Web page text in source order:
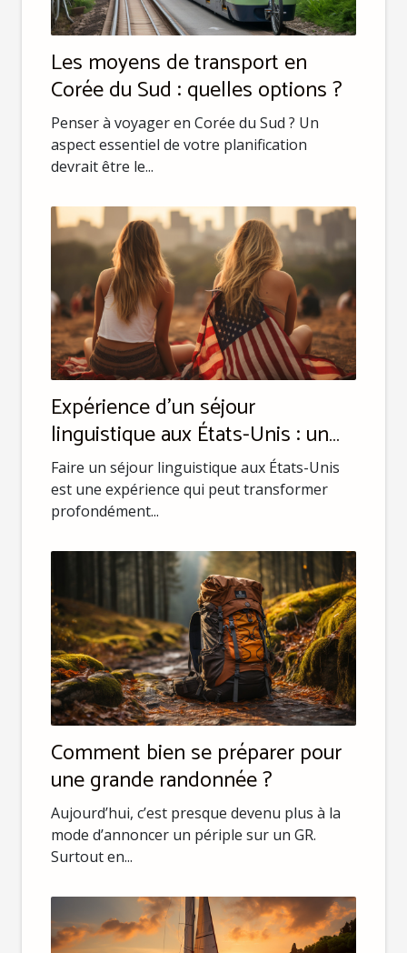
Les moyens de transport en
Corée du Sud : quelles options ?
Penser à voyager en Corée du Sud ? Un
aspect essentiel de votre planification
devrait être le...
Expérience d'un séjour
linguistique aux États-Unis : un
aperçu
Faire un séjour linguistique aux États-Unis
est une expérience qui peut transformer
profondément...
Comment bien se préparer pour
une grande randonnée ?
Aujourd’hui, c’est presque devenu plus à la
mode d’annoncer un périple sur un GR.
Surtout en...